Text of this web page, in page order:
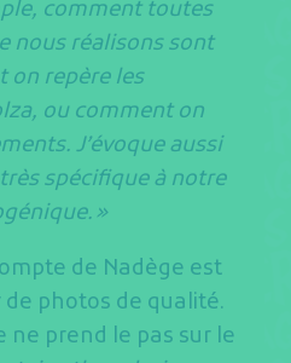
comment toutes
nous réalisons sont
on repère les
ou comment on
J’évoque aussi
spécifique à notre
»
de Nadège est
photos de qualité.
ne prend le pas sur le